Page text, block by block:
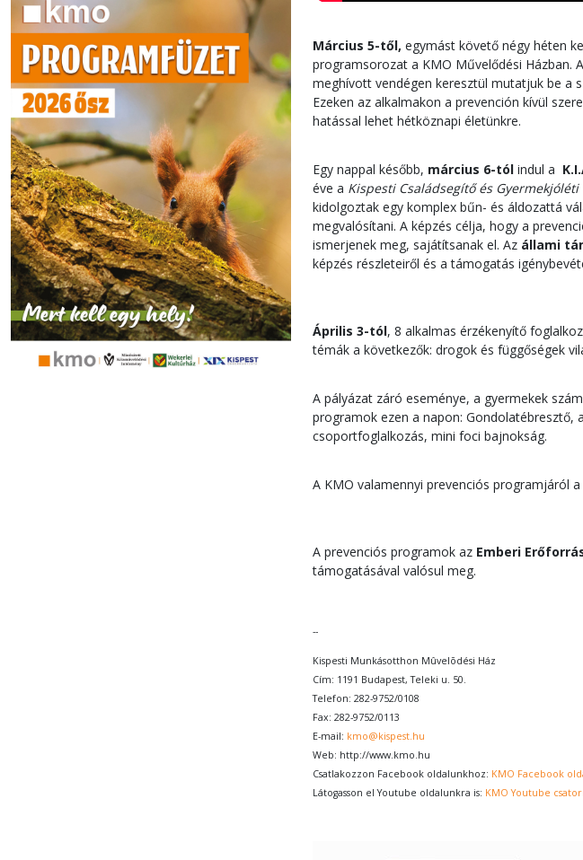
Március 5-től, egymást követő négy héten
programsorozat a KMO Művelődési Házban.
meghívott vendégen keresztül mutatjuk be a
Ezeken az alkalmakon a prevención kívül
hatással lehet hétköznapi életünkre.
Egy nappal később, március 6-tól indul a
éve a Kispesti Családsegítő és Gyermekjóléti
kidolgoztak egy komplex bűn- és áldozattá
megvalósítani. A képzés célja, hogy a
ismerjenek meg, sajátítsanak el. Az állami
képzés részleteiről és a támogatás
Április 3-tól, 8 alkalmas érzékenyítő
témák a következők: drogok és függőségek
A pályázat záró eseménye, a gyermekek
programok ezen a napon: Gondolatébresztő,
csoportfoglalkozás, mini foci bajnokság.
A KMO valamennyi prevenciós programjáról a
A prevenciós programok az Emberi
támogatásával valósul meg.
--
Kispesti Munkásotthon Mûvelõdési Ház
Cím: 1191 Budapest, Teleki u. 50.
Telefon: 282-9752/0108
Fax: 282-9752/0113
E-mail: kmo@kispest.hu
Web: http://www.kmo.hu
Csatlakozzon Facebook oldalunkhoz: KMO Facebook
Látogasson el Youtube oldalunkra is: KMO Youtube